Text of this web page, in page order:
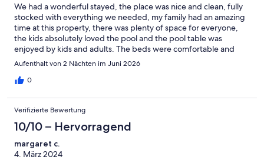
We had a wonderful stayed, the place was nice and clean, fully
stocked with everything we needed, my family had an amazing
time at this property, there was plenty of space for everyone,
the kids absolutely loved the pool and the pool table was
enjoyed by kids and adults. The beds were comfortable and
having two extra beds was helpful, I also appreciated having 4
depicted in the pictures, in front of a lake and close to
area, we enjoyed the cozy vibe. Check in and check out was
easy. Highly recommend booking this property and can't wait to
return.
Aufenthalt von 2 Nächten im Juni 2026
0
Verifizierte Bewertung
10/10 – Hervorragend
margaret c.
4. März 2024